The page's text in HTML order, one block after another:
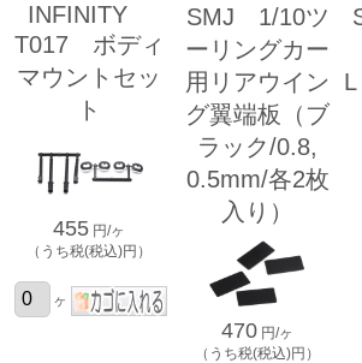
INFINITY
T017 ボディ
マウントセッ
ト
455 円/ヶ
（うち税(税込)円）
ヶ
SMJ 1/10ツ
ーリングカー
用リアウイン
グ翼端板（ブ
ラック/0.8,
0.5mm/各2枚
入り）
470 円/ヶ
（うち税(税込)円）